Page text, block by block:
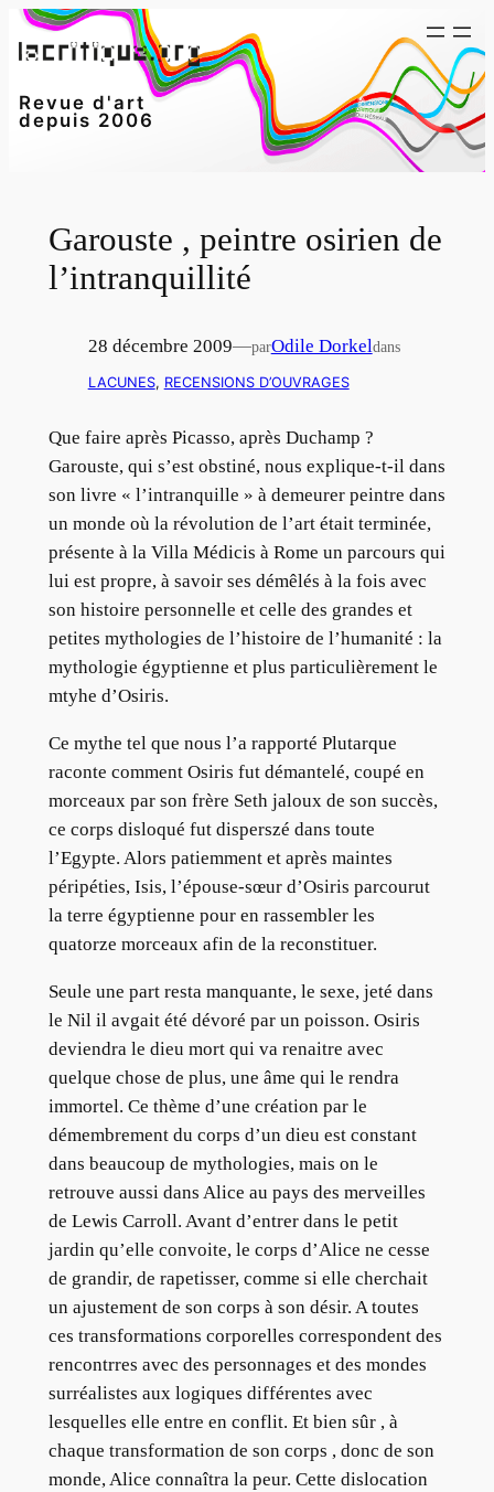
Aller
au
Revue d'art
depuis 2006
Garouste , peintre osirien de
l’intranquillité
28 décembre 2009—parOdile Dorkeldans
LACUNES, RECENSIONS D’OUVRAGES
Que faire après Picasso, après Duchamp ?
Garouste, qui s’est obstiné, nous explique-t-il dans
son livre « l’intranquille » à demeurer peintre dans
un monde où la révolution de l’art était terminée,
présente à la Villa Médicis à Rome un parcours qui
lui est propre, à savoir ses démêlés à la fois avec
son histoire personnelle et celle des grandes et
petites mythologies de l’histoire de l’humanité : la
mythologie égyptienne et plus particulièrement le
mtyhe d’Osiris.
Ce mythe tel que nous l’a rapporté Plutarque
raconte comment Osiris fut démantelé, coupé en
morceaux par son frère Seth jaloux de son succès,
ce corps disloqué fut disperszé dans toute
l’Egypte. Alors patiemment et après maintes
péripéties, Isis, l’épouse-sœur d’Osiris parcourut
la terre égyptienne pour en rassembler les
quatorze morceaux afin de la reconstituer.
Seule une part resta manquante, le sexe, jeté dans
le Nil il avgait été dévoré par un poisson. Osiris
deviendra le dieu mort qui va renaitre avec
quelque chose de plus, une âme qui le rendra
immortel. Ce thème d’une création par le
démembrement du corps d’un dieu est constant
dans beaucoup de mythologies, mais on le
retrouve aussi dans Alice au pays des merveilles
de Lewis Carroll. Avant d’entrer dans le petit
jardin qu’elle convoite, le corps d’Alice ne cesse
de grandir, de rapetisser, comme si elle cherchait
un ajustement de son corps à son désir. A toutes
ces transformations corporelles correspondent des
rencontrres avec des personnages et des mondes
surréalistes aux logiques différentes avec
lesquelles elle entre en conflit. Et bien sûr , à
chaque transformation de son corps , donc de son
monde, Alice connaîtra la peur. Cette dislocation